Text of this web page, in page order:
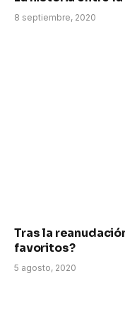
8 septiembre, 2020
Tras la
favoritos?
5 agosto, 2020